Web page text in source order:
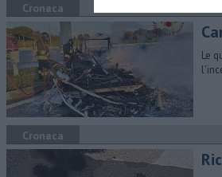
Cronaca
Le
Cronaca